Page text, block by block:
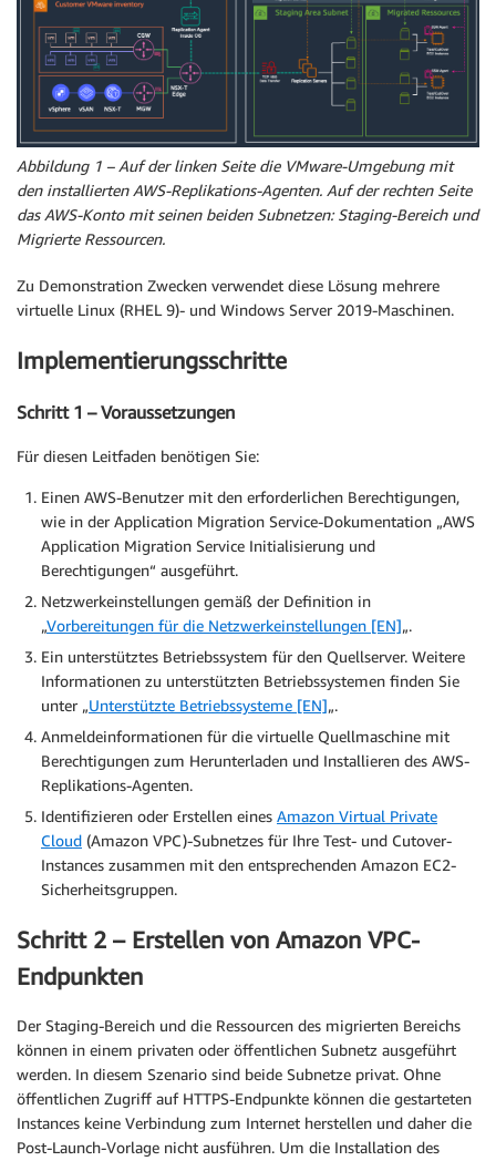
Abbildung 1 – Auf der linken Seite die VMware-Umgebung mit
den installierten AWS-Replikations-Agenten. Auf der rechten Seite
das AWS-Konto mit seinen beiden Subnetzen: Staging-Bereich und
Migrierte Ressourcen.
Zu Demonstration Zwecken verwendet diese Lösung mehrere
virtuelle Linux (RHEL 9)- und Windows Server 2019-Maschinen.
Implementierungsschritte
Schritt 1 – Voraussetzungen
Für diesen Leitfaden benötigen Sie:
Einen AWS-Benutzer mit den erforderlichen Berechtigungen,
wie in der Application Migration Service-Dokumentation „AWS
Application Migration Service Initialisierung und
Berechtigungen“ ausgeführt.
Netzwerkeinstellungen gemäß der Definition in
„Vorbereitungen für die Netzwerkeinstellungen [EN]„.
Ein unterstütztes Betriebssystem für den Quellserver. Weitere
Informationen zu unterstützten Betriebssystemen finden Sie
unter „Unterstützte Betriebssysteme [EN]„.
Anmeldeinformationen für die virtuelle Quellmaschine mit
Berechtigungen zum Herunterladen und Installieren des AWS-
Replikations-Agenten.
Identifizieren oder Erstellen eines Amazon Virtual Private
Cloud (Amazon VPC)-Subnetzes für Ihre Test- und Cutover-
Instances zusammen mit den entsprechenden Amazon EC2-
Sicherheitsgruppen.
Schritt 2 – Erstellen von Amazon VPC-
Endpunkten
Der Staging-Bereich und die Ressourcen des migrierten Bereichs
können in einem privaten oder öffentlichen Subnetz ausgeführt
werden. In diesem Szenario sind beide Subnetze privat. Ohne
öffentlichen Zugriff auf HTTPS-Endpunkte können die gestarteten
Instances keine Verbindung zum Internet herstellen und daher die
Post-Launch-Vorlage nicht ausführen. Um die Installation des